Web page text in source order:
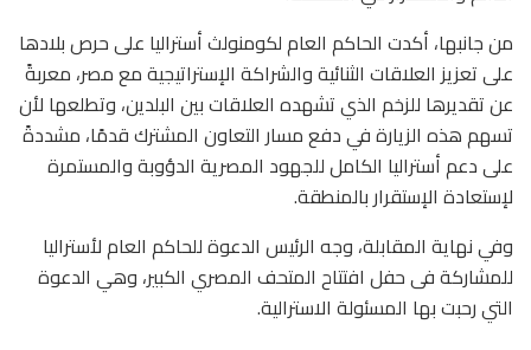
من جانبها، أكدت الحاكم العام لكومنولث أستراليا على حرص بلادها
على تعزيز العلاقات الثنائية والشراكة الإستراتيجية مع مصر، معربةً
عن تقديرها للزخم الذي تشهده العلاقات بين البلدين، وتطلعها لأن
تسهم هذه الزيارة في دفع مسار التعاون المشترك قدمًا، مشددةً
على دعم أستراليا الكامل للجهود المصرية الدؤوبة والمستمرة
لإستعادة الإستقرار بالمنطقة.
وفي نهاية المقابلة، وجه الرئيس الدعوة للحاكم العام لأستراليا
للمشاركة فى حفل افتتاح المتحف المصري الكبير، وهي الدعوة
التي رحبت بها المسئولة الاسترالية.